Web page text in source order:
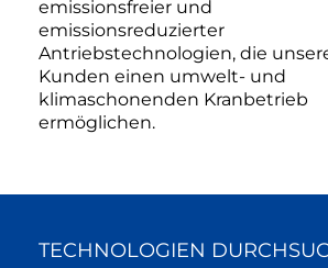
emissionsfreier und
emissionsreduzierter
Antriebstechnologien, die
Kunden einen umwelt- und
klimaschonenden Kranbetrieb
ermöglichen.
TECHNOLOGIEN